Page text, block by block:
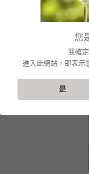
黎巴嫩
紅酒 red
白酒
美國｜頂
美國｜進
白酒
匈牙利
精選白酒
阿根廷
阿根廷｜
紅酒 red
紐西蘭｜
白酒
澳洲 ｜
法國｜日
法國｜收
勃根地
勃根地｜
勃根地｜
勃根地｜
波爾多列
波爾多列
西班牙
西班牙｜
義大利｜
義大利｜
匈牙利｜
美國
美國｜日
美國｜進
美國｜頂
智利｜日
智利｜進
阿根廷
阿根廷｜
澳洲｜收
黎巴嫩｜
黎巴嫩｜
香檳氣泡酒
香檳｜日常選
香檳｜進階選
香檳｜收藏級
VIP快訊
波爾多日常選酒
波爾多收藏級選
波爾多列級酒｜
勃根地｜進階選酒
您
我確
進入此網站，即表示
是